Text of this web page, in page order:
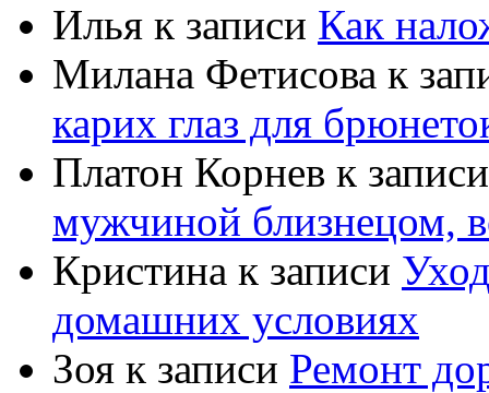
Илья к записи Как
Милана Фетисова к
карих глаз для
Платон Корнев к
мужчиной близнецом,
Кристина к записи
домашних условиях
Зоя к записи Ремонт